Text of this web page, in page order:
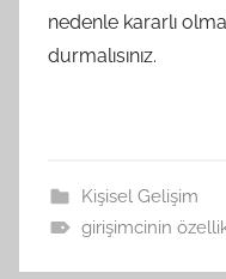
nedenle kararlı
durmalısınız.
Kişisel Gelişim
girişimcinin